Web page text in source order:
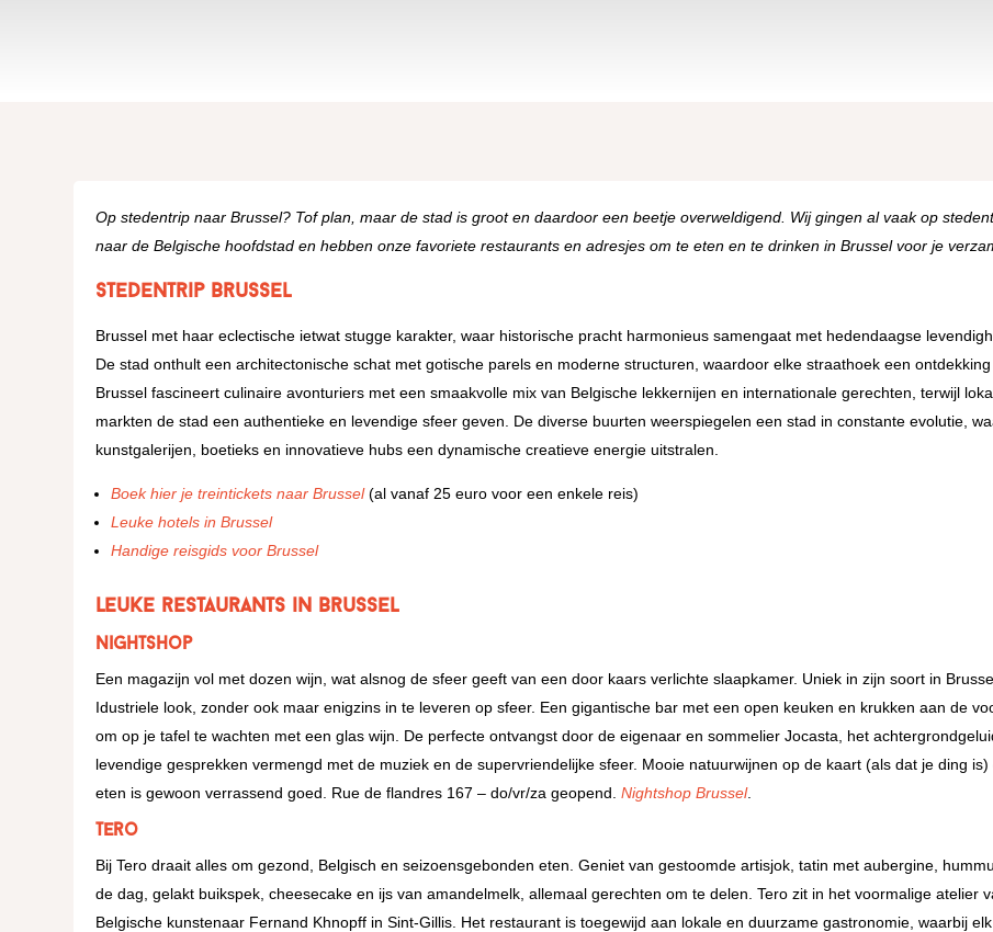
Op stedentrip naar Brussel? Tof plan, maar de stad is groot en daardoor een beetje overweldigend. Wij gingen al vaak op
naar de Belgische hoofdstad en hebben onze favoriete restaurants en adresjes om te eten en te drinken in Brussel voor je
Stedentrip Brussel
Brussel met haar eclectische ietwat stugge karakter, waar historische pracht harmonieus samengaat met hedendaagse
De stad onthult een architectonische schat met gotische parels en moderne structuren, waardoor elke straathoek een ontdekking
Brussel fascineert culinaire avonturiers met een smaakvolle mix van Belgische lekkernijen en internationale gerechten, terwijl
markten de stad een authentieke en levendige sfeer geven. De diverse buurten weerspiegelen een stad in constante evolutie,
kunstgalerijen, boetieks en innovatieve hubs een dynamische creatieve energie uitstralen.
Boek hier je treintickets naar Brussel(al vanaf 25 euro voor een enkele reis)
Leuke hotels in Brussel
Handige reisgids voor Brussel
leuke restaurants in Brussel
Nightshop
Een magazijn vol met dozen wijn, wat alsnog de sfeer geeft van een door kaars verlichte slaapkamer. Uniek in zijn soort in
Idustriele look, zonder ook maar enigzins in te leveren op sfeer. Een gigantische bar met een open keuken en krukken aan de
om op je tafel te wachten met een glas wijn. De perfecte ontvangst door de eigenaar en sommelier Jocasta, het
levendige gesprekken vermengd met de muziek en de supervriendelijke sfeer. Mooie natuurwijnen op de kaart (als dat je ding is)
eten is gewoon verrassend goed. Rue de flandres 167 – do/vr/za geopend.Nightshop Brussel.
Tero
Bij Tero draait alles om gezond, Belgisch en seizoensgebonden eten. Geniet van gestoomde artisjok, tatin met aubergine,
de dag, gelakt buikspek, cheesecake en ijs van amandelmelk, allemaal gerechten om te delen. Tero zit in het voormalige atelier
Belgische kunstenaar Fernand Khnopff in Sint-Gillis. Het restaurant is toegewijd aan lokale en duurzame gastronomie, waarbij elk